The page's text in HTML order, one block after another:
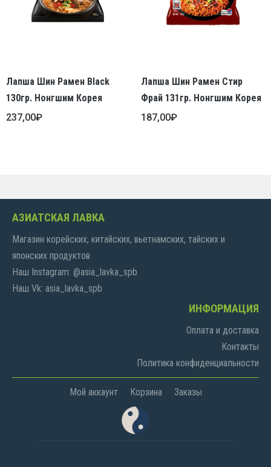
Лапша Шин Рамен Black
130гр. Нонгшим Корея
237,00₽
Лапша Шин Рамен Стир
Фрай 131гр. Нонгшим Корея
187,00₽
АЗИАТСКАЯ ЛАВКА
Магазин корейских, китайских, вьетнамских, тайских и
японских продуктов
Наш Instagram: @asia_lavka_spb
Наш Vk: asia_lavka_spb
ИНФОРМАЦИЯ
Оплата и доставка
Контакты
Политика конфиденциальности
Мой аккаунт Корзина Заказы